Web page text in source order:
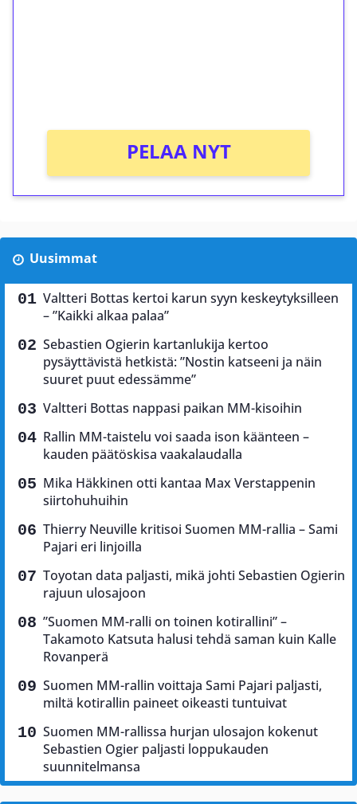
PELAA NYT
Uusimmat
Valtteri Bottas kertoi karun syyn keskeytyksilleen
– ”Kaikki alkaa palaa”
Sebastien Ogierin kartanlukija kertoo
pysäyttävistä hetkistä: ”Nostin katseeni ja näin
suuret puut edessämme”
Valtteri Bottas nappasi paikan MM-kisoihin
Rallin MM-taistelu voi saada ison käänteen –
kauden päätöskisa vaakalaudalla
Mika Häkkinen otti kantaa Max Verstappenin
siirtohuhuihin
Thierry Neuville kritisoi Suomen MM-rallia – Sami
Pajari eri linjoilla
Toyotan data paljasti, mikä johti Sebastien Ogierin
rajuun ulosajoon
”Suomen MM-ralli on toinen kotirallini” –
Takamoto Katsuta halusi tehdä saman kuin Kalle
Rovanperä
Suomen MM-rallin voittaja Sami Pajari paljasti,
miltä kotirallin paineet oikeasti tuntuivat
Suomen MM-rallissa hurjan ulosajon kokenut
Sebastien Ogier paljasti loppukauden
suunnitelmansa